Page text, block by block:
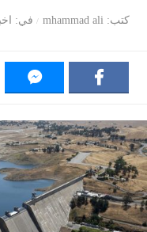
كتب mhammad ali في